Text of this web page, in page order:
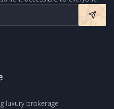
luxury brokerage